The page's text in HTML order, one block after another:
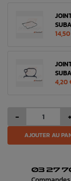
4,20
- +
AJOUTER AU
03 27